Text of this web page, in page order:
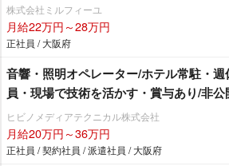
株式会社ミルフィーユ
月給22万円～28万円
正社員 / 大阪府
音響・照明オペレーター/ホテル常駐・
員・現場で技術を活かす・賞与あり/非公
ヒビノメディアテクニカル株式会社
月給20万円～36万円
正社員 / 契約社員 / 派遣社員 / 大阪府